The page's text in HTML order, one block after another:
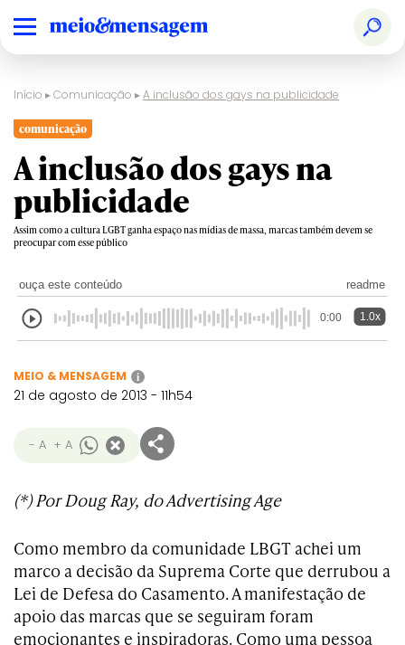
Início ▸Comunicação ▸A inclusão dos gays na publicidade
comunicação
A inclusão dos gays na
publicidade
Assim como a cultura LGBT ganha espaço nas mídias de massa, marcas também devem se
preocupar com esse público
ouça este conteúdo readme
0:00 1.0x
MEIO & MENSAGEM i
21 de agosto de 2013 - 11h54
- A + A
(*) Por Doug Ray, do Advertising Age
Como membro da comunidade LBGT achei um
marco a decisão da Suprema Corte que derrubou a
Lei de Defesa do Casamento. A manifestação de
apoio das marcas que se seguiram foram
emocionantes e inspiradoras. Como uma pessoa